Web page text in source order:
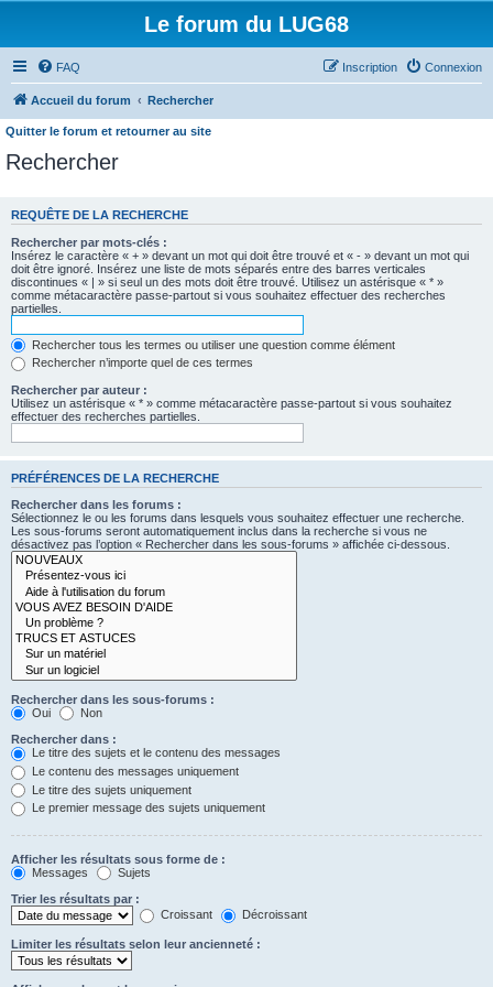
Le forum du LUG68
FAQ Connexion
Inscription
Accueil du forum Rechercher
Quitter le forum et retourner au site
Rechercher
REQUÊTE DE LA RECHERCHE
Rechercher par mots-clés :
Insérez le caractère « + » devant un mot qui doit être trouvé et « - » devant un mot qui
doit être ignoré. Insérez une liste de mots séparés entre des barres verticales
discontinues « | » si seul un des mots doit être trouvé. Utilisez un astérisque « * »
comme métacaractère passe-partout si vous souhaitez effectuer des recherches
partielles.
Rechercher tous les termes ou utiliser une question comme élément
Rechercher n’importe quel de ces termes
Rechercher par auteur :
Utilisez un astérisque « * » comme métacaractère passe-partout si vous souhaitez
effectuer des recherches partielles.
PRÉFÉRENCES DE LA RECHERCHE
Rechercher dans les forums :
Sélectionnez le ou les forums dans lesquels vous souhaitez effectuer une recherche.
Les sous-forums seront automatiquement inclus dans la recherche si vous ne
désactivez pas l’option « Rechercher dans les sous-forums » affichée ci-dessous.
Rechercher dans les sous-forums :
Oui
Non
Rechercher dans :
Le titre des sujets et le contenu des messages
Le contenu des messages uniquement
Le titre des sujets uniquement
Le premier message des sujets uniquement
Afficher les résultats sous forme de :
Messages
Sujets
Trier les résultats par :
Croissant
Décroissant
Limiter les résultats selon leur ancienneté :